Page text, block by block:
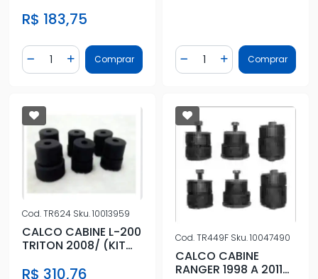
R$ 183,75
Diminuir Quantidade
Quantidade
Adicionar Quantidade
Comprar Diminuir Quantidade
Quantidade
AdicionarComprar
Cod.TR624 Sku.10013959
CALCO CABINE L-200
TRITON 2008/ (KIT
R$ 310,76
Cod.TR449F Sku.10047490
CALCO CABINE
RANGER 1998 A 2011